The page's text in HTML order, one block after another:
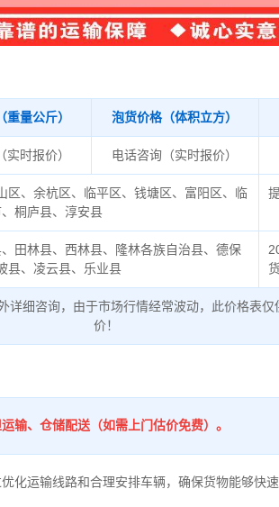
重量公斤） 泡货价格（体积立方）
实时报价） 电话咨询（实时报价）
区、余杭区、临平区、钱塘区、富阳区、临
桐庐县、淳安县
田林县、西林县、隆林各族自治县、德保
县、凌云县、乐业县
详细咨询，由于市场行情经常波动，此价格表
价！
输、仓储配送（如需上门估价免费）。
化运输线路和合理安排车辆，确保货物能够快速